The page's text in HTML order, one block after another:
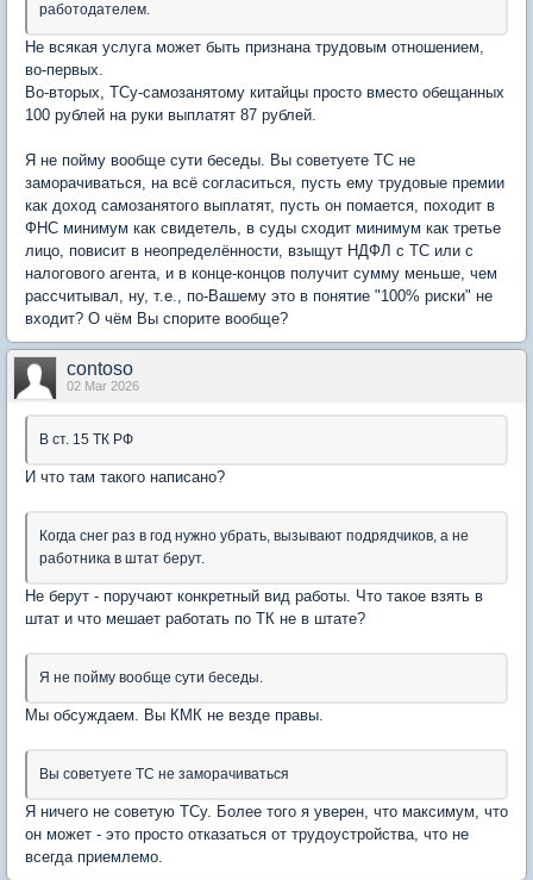
работодателем.
Не всякая услуга может быть признана трудовым отношением,
во-первых.
Во-вторых, ТСу-самозанятому китайцы просто вместо обещанных
100 рублей на руки выплатят 87 рублей.
Я не пойму вообще сути беседы. Вы советуете ТС не
заморачиваться, на всё согласиться, пусть ему трудовые премии
как доход самозанятого выплатят, пусть он помается, походит в
ФНС минимум как свидетель, в суды сходит минимум как третье
лицо, повисит в неопределённости, взыщут НДФЛ с ТС или с
налогового агента, и в конце-концов получит сумму меньше, чем
рассчитывал, ну, т.е., по-Вашему это в понятие "100% риски" не
входит? О чём Вы спорите вообще?
contoso
02 Mar 2026
В ст. 15 ТК РФ
И что там такого написано?
Когда снег раз в год нужно убрать, вызывают подрядчиков, а не
работника в штат берут.
Не берут - поручают конкретный вид работы. Что такое взять в
штат и что мешает работать по ТК не в штате?
Я не пойму вообще сути беседы.
Мы обсуждаем. Вы КМК не везде правы.
Вы советуете ТС не заморачиваться
Я ничего не советую ТСу. Более того я уверен, что максимум, что
он может - это просто отказаться от трудоустройства, что не
всегда приемлемо.